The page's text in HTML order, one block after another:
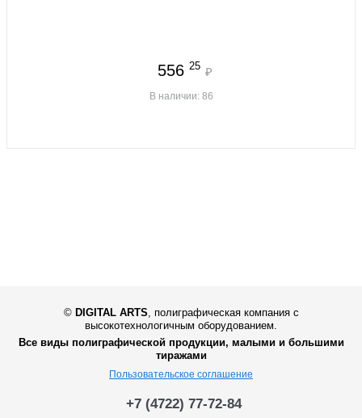
556 25 ₽
В наличии: 86
© DIGITAL ARTS
полиграфическая компания с
высокотехнологичным оборудованием.
Все виды полиграфической продукции, малыми и большими
тиражами
Пользовательское соглашение
+7 (4722) 77-72-84